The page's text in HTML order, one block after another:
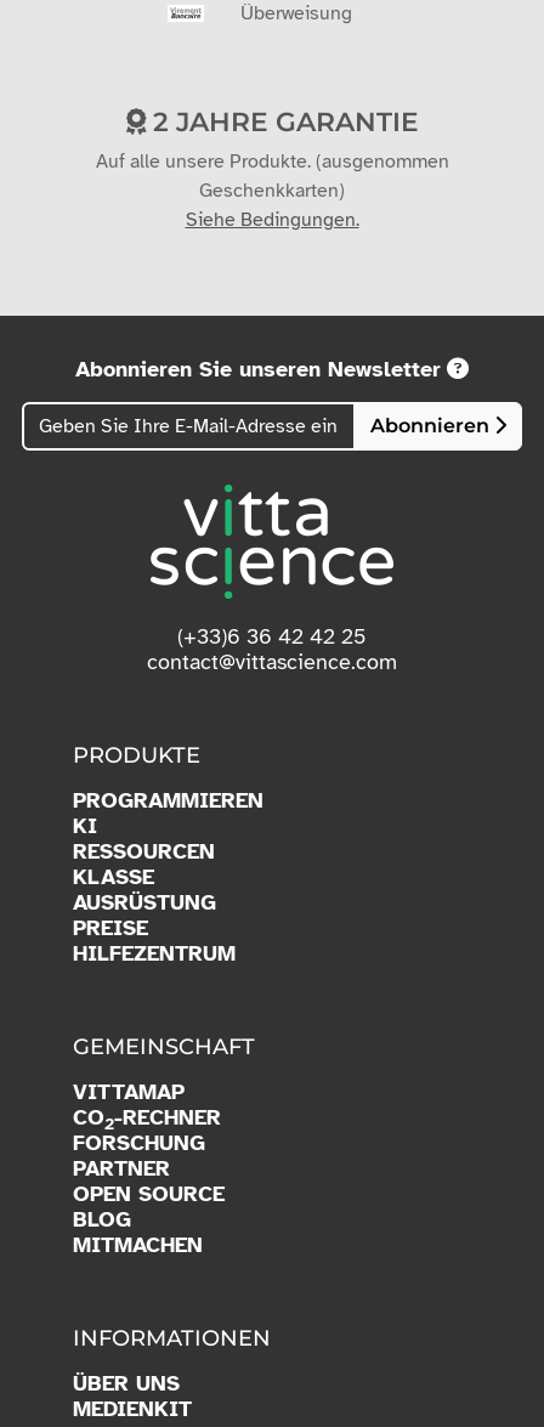
Überweisung
2 JAHRE GARANTIE
Auf alle unsere Produkte. (ausgenommen
Geschenkkarten)
Siehe Bedingungen.
Abonnieren Sie unseren Newsletter
Abonnieren
(+33)6 36 42 42 25
contact@vittascience.com
PRODUKTE
PROGRAMMIEREN
KI
RESSOURCEN
KLASSE
AUSRÜSTUNG
PREISE
HILFEZENTRUM
GEMEINSCHAFT
VITTAMAP
CO2-RECHNER
FORSCHUNG
PARTNER
OPEN SOURCE
BLOG
MITMACHEN
INFORMATIONEN
ÜBER UNS
MEDIENKIT